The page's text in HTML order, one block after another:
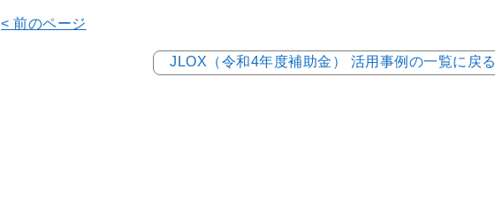
< 前のページ
JLOX（令和4年度補助金） 活用事例の一覧に戻る